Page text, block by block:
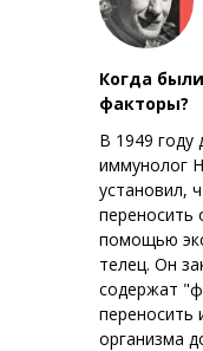
Когда
факторы?
В 1949 году
иммунолог
установил,
переносить
помощью
телец. Он
содержат
переносить
организма